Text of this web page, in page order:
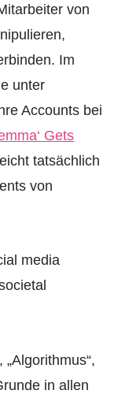
von
Im
unter
Accounts bei
Gets
tatsächlich
von
media
in allen